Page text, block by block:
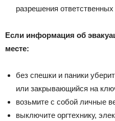
разрешения
Если информация об
месте:
без спешки и паники
или закрывающийся на
возьмите с собой личные
выключите оргтехнику,